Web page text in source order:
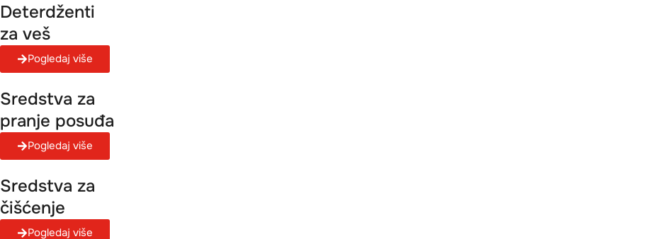
Deterdženti
za veš
Pogledaj više
Sredstva za
pranje posuđa
Pogledaj više
Sredstva za
čišćenje
Pogledaj više